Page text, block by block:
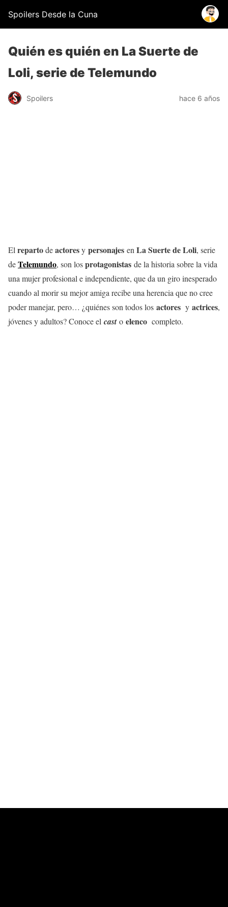
Spoilers Desde la Cuna
Quién es quién en La Suerte de
Loli, serie de Telemundo
Spoilers hace 6 años
El repartodeactoresy personajes en La Suerte de Loli, serie
deTelemundo, son losprotagonistas de la historia sobre la vida
una mujer profesional e independiente, que da un giro inesperado
cuando al morir su mejor amiga recibe una herencia que no cree
poder manejar, pero… ¿quiénes son todos los actores y actrices,
jóvenes y adultos? Conoce el casto elenco completo.